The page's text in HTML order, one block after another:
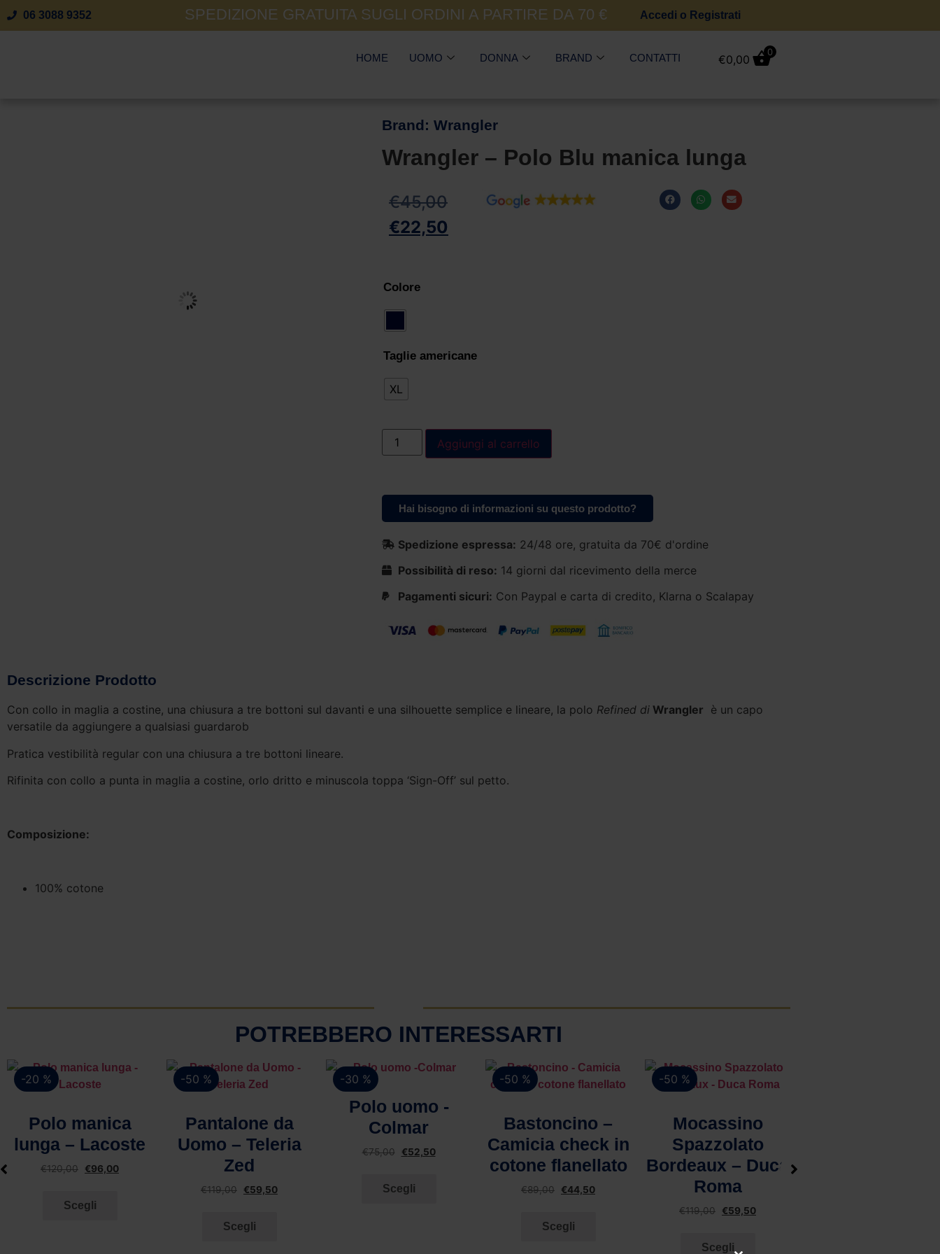
06 3088 9352 SPEDIZIONE GRATUITA SUGLI ORDINI A PARTIRE DA 70 € Accedi o Registrati
HOME UOMO DONNA BRAND CONTATTI €0,00
0
Brand: Wrangler
Wrangler – Polo Blu manica lunga
€45,00
€22,50
Colore
Taglie americane
XL
Aggiungi al carrello
Hai bisogno di informazioni su questo prodotto?
Spedizione espressa: 24/48 ore, gratuita da 70€ d'ordine
Possibilità di reso: 14 giorni dal ricevimento della merce
Pagamenti sicuri: Con Paypal e carta di credito, Klarna o Scalapay
Descrizione Prodotto
Con collo in maglia a costine, una chiusura a tre bottoni sul davanti e una silhouette semplice e lineare, la polo Refined di Wrangler è un capo
versatile da aggiungere a qualsiasi guardarob
Pratica vestibilità regular con una chiusura a tre bottoni lineare.
Rifinita con collo a punta in maglia a costine, orlo dritto e minuscola toppa ‘Sign-Off’ sul petto.
Composizione:
100% cotone
POTREBBERO INTERESSARTI
-20 %
Polo manica
lunga – Lacoste
€120,00 €96,00
Scegli
-50 %
Pantalone da
Uomo – Teleria
Zed
€119,00 €59,50
Scegli
-30 %
Vista rapida
Polo uomo -
Colmar
€75,00 €52,50
Scegli
-50 %
Bastoncino –
Camicia check in
cotone flanellato
€89,00 €44,50
Scegli
-50 %
Mocassino
Spazzolato
Bordeaux – Duca
Roma
€119,00 €59,50
Scegli